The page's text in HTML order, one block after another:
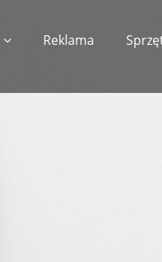
Reklama